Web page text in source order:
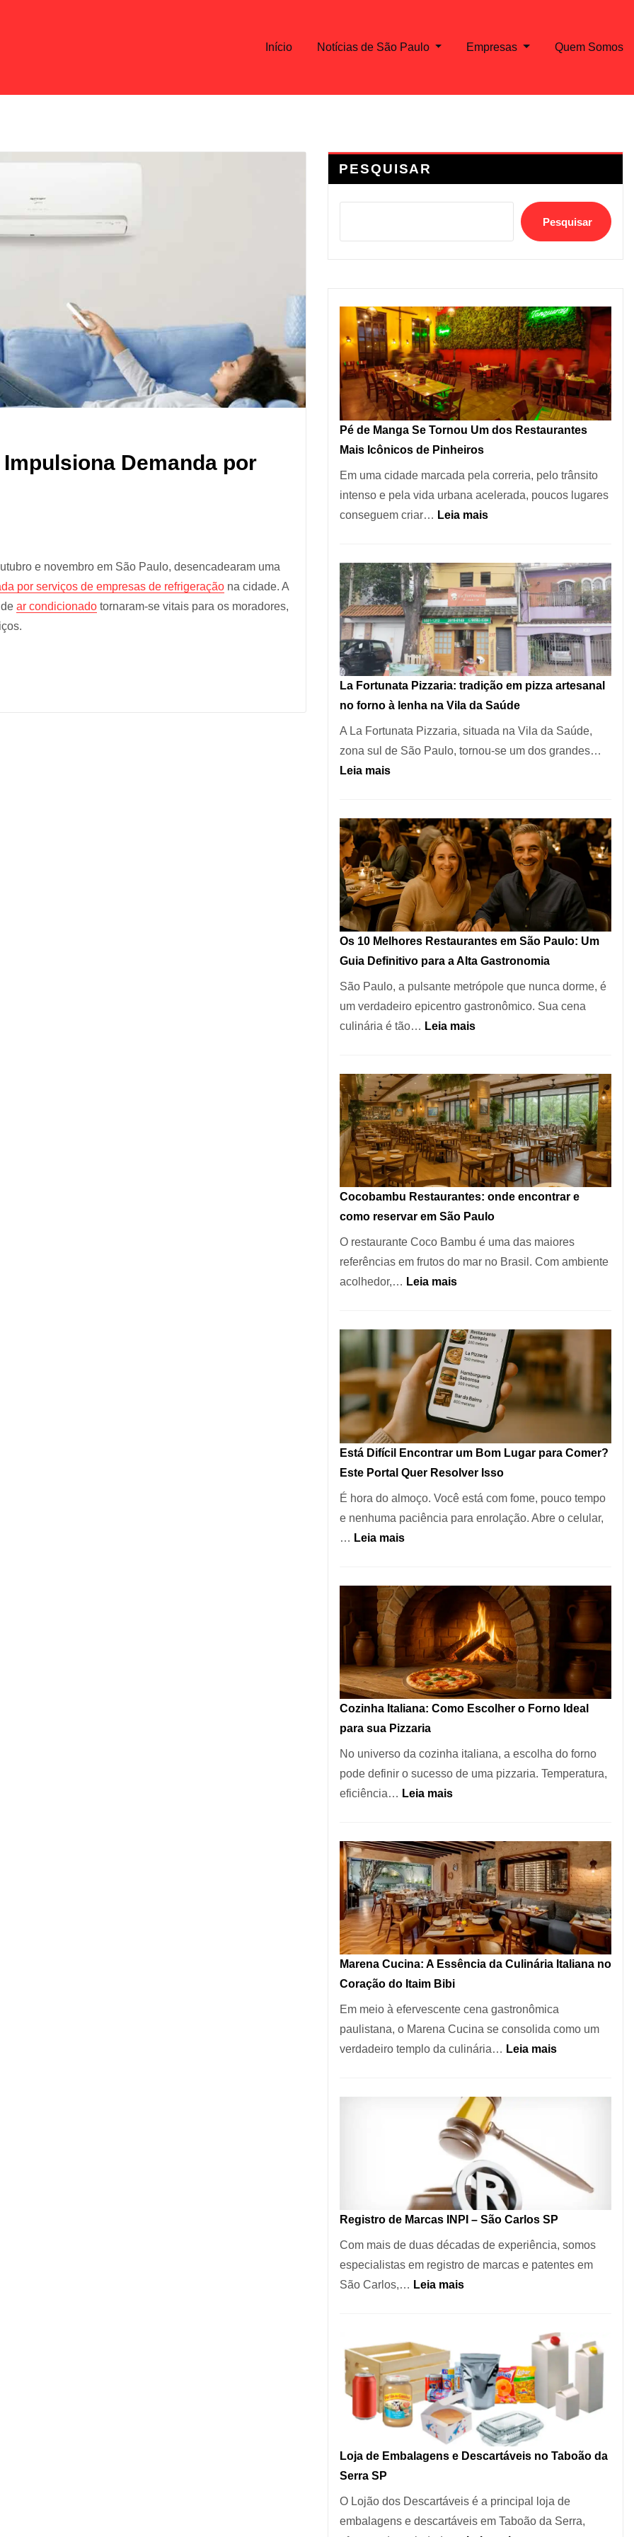
Início Notícias de São Paulo Empresas Quem Somos
Demanda por
e novembro em São Paulo, desencadearam uma
por serviços de empresas de refrigeração na cidade. A
ar condicionado tornaram-se vitais para os moradores,
PESQUISAR
Pesquisar
Pé de Manga Se Tornou Um dos Restaurantes
Mais Icônicos de Pinheiros
Em uma cidade marcada pela correria, pelo trânsito
intenso e pela vida urbana acelerada, poucos lugares
conseguem criar… Leia mais:
Manga
Se
Tornou
Um
dos
Restaurantes
Mais
Icônicos
de
Pinheiros
La Fortunata Pizzaria: tradição em pizza artesanal
no forno à lenha na Vila da Saúde
A La Fortunata Pizzaria, situada na Vila da Saúde,
zona sul de São Paulo, tornou-se um dos grandes…
Leia mais:
Pizzaria:
tradição
em
pizza
artesanal
no
forno
à
lenha
na
Vila
Os 10 Melhores Restaurantes em São Paulo: Um
Guia Definitivo para a Alta Gastronomia
São Paulo, a pulsante metrópole que nunca dorme, é
um verdadeiro epicentro gastronômico. Sua cena
culinária é tão… Leia mais:
Melhores
Restaurantes
em
São
Paulo:
Um
Guia
Definitivo
para
a
Cocobambu Restaurantes: onde encontrar e
como reservar em São Paulo
O restaurante Coco Bambu é uma das maiores
referências em frutos do mar no Brasil. Com ambiente
acolhedor,… Leia mais:
onde
encontrar
e
como
reservar
em
São
Paulo
Está Difícil Encontrar um Bom Lugar para Comer?
Este Portal Quer Resolver Isso
É hora do almoço. Você está com fome, pouco tempo
e nenhuma paciência para enrolação. Abre o celular,
… Leia mais:
Encontrar
um
Bom
Lugar
para
Comer?
Este
Portal
Quer
Resolver
Isso
Cozinha Italiana: Como Escolher o Forno Ideal
para sua Pizzaria
No universo da cozinha italiana, a escolha do forno
pode definir o sucesso de uma pizzaria. Temperatura,
eficiência… Leia mais:
Como
Escolher
o
Forno
Ideal
para
sua
Pizzaria
Marena Cucina: A Essência da Culinária Italiana no
Coração do Itaim Bibi
Em meio à efervescente cena gastronômica
paulistana, o Marena Cucina se consolida como um
verdadeiro templo da culinária… Leia mais:
Culinária
Italiana
do
Itaim
Registro de Marcas INPI – São Carlos SP
Com mais de duas décadas de experiência, somos
especialistas em registro de marcas e patentes em
São Carlos,… Leia mais:
INPI
–
São
Carlos
Loja de Embalagens e Descartáveis no Taboão da
Serra SP
O Lojão dos Descartáveis é a principal loja de
embalagens e descartáveis em Taboão da Serra,